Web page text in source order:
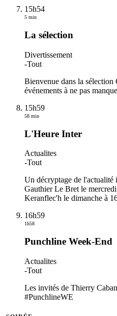
15h54
5 min
La sélection
Divertissement
-Tout
Bienvenue dans la
événements à ne pas
15h59
58 min
L'Heure Inter
Actualites
-Tout
Un décryptage de l'actualité
Gauthier Le Bret le
Keranflec'h le dimanche à
16h59
1h58
Punchline Week-End
Actualites
-Tout
Les invités de Thierry
#PunchlineWE